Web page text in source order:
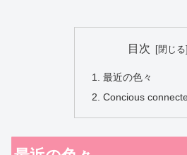
目次
最近の色々
Concious